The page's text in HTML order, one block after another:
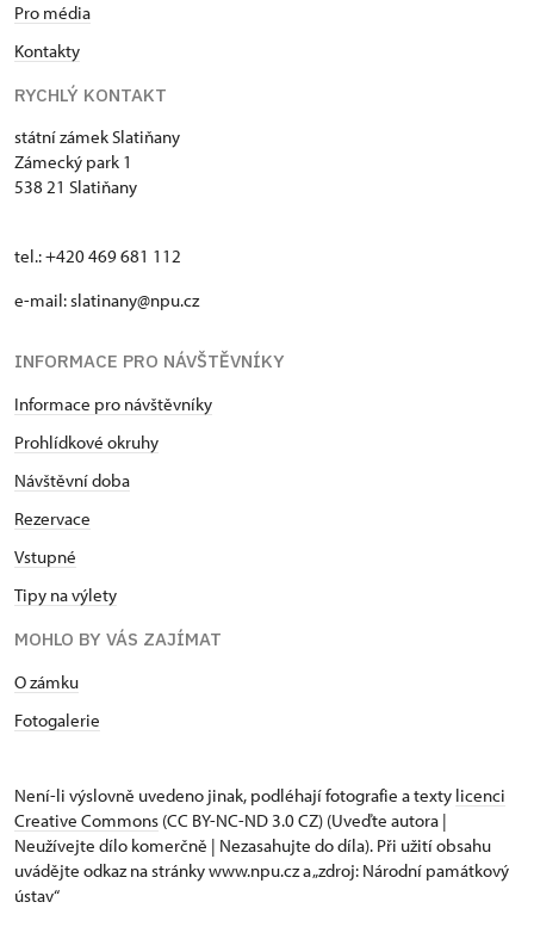
Pro média
Kontakty
RYCHLÝ KONTAKT
státní zámek Slatiňany
Zámecký park 1
538 21 Slatiňany
tel.: +420 469 681 112
e-mail: slatinany@npu.cz
INFORMACE PRO NÁVŠTĚVNÍKY
Informace pro návštěvníky
Prohlídkové okruhy
Návštěvní doba
Rezervace
Vstupné
Tipy na výlety
MOHLO BY VÁS ZAJÍMAT
O zámku
Fotogalerie
Není-li výslovně uvedeno jinak, podléhají fotografie a texty licenci
Creative Commons (CC BY-NC-ND 3.0 CZ) (Uveďte autora |
Neužívejte dílo komerčně | Nezasahujte do díla). Při užití obsahu
uvádějte odkaz na stránky www.npu.cz a „zdroj: Národní památkový
ústav“